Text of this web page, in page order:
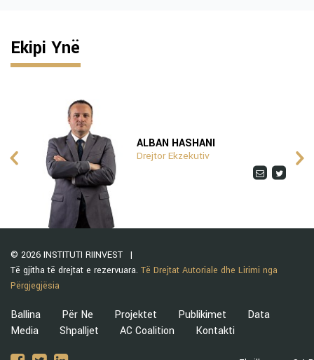
Ekipi Ynë
ALBAN HASHANI
Drejtor Ekzekutiv
© 2026 INSTITUTI RIINVEST
Të gjitha të drejtat e rezervuara. Të Drejtat Autoriale dhe Lirimi nga
Përgjegjësia
Ballina Për Ne Projektet Publikimet
Data
Media
Shpalljet AC Coalition Kontakti